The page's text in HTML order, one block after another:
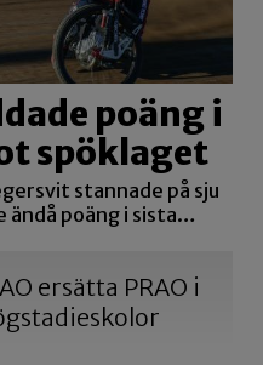
poäng i
spöklaget
stannade på sju
ändå poäng i sista…
ersätta PRAO i